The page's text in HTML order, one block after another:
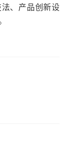
、产品创新设